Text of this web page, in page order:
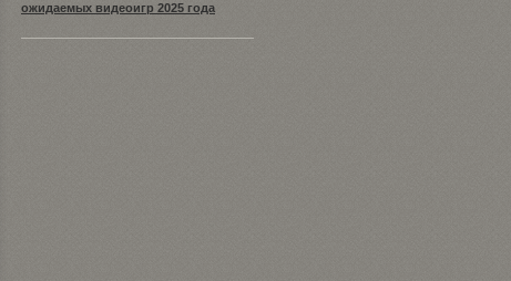
ожидаемых видеоигр 2025 года